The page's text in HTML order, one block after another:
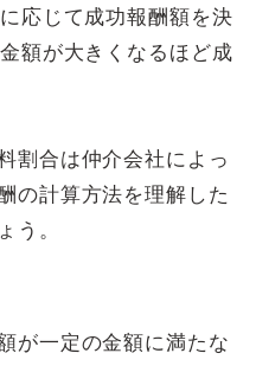
応じて成功報酬額を決
額が大きくなるほど成
割合は仲介会社によっ
の計算方法を理解した
う。
が一定の金額に満たな